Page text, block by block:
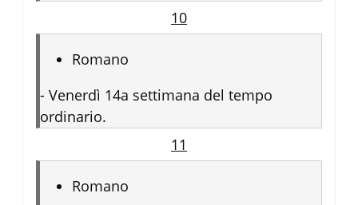
10
Romano
- Venerdì 14a settimana del tempo
ordinario.
11
Romano